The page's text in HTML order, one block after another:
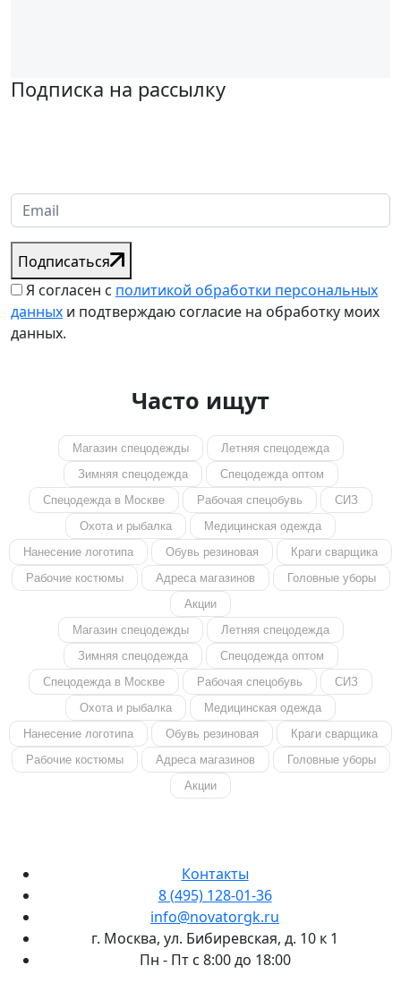
Подписка на рассылку
Подписаться
Я согласен с политикой обработки персональных
данных и подтверждаю согласие на обработку моих
данных.
Часто ищут
Магазин спецодежды
Летняя спецодежда
Зимняя спецодежда
Спецодежда оптом
Спецодежда в Москве
Рабочая спецобувь
СИЗ
Охота и рыбалка
Медицинская одежда
Нанесение логотипа
Обувь резиновая
Краги сварщика
Рабочие костюмы
Адреса магазинов
Головные уборы
Акции
Магазин спецодежды
Летняя спецодежда
Зимняя спецодежда
Спецодежда оптом
Спецодежда в Москве
Рабочая спецобувь
СИЗ
Охота и рыбалка
Медицинская одежда
Нанесение логотипа
Обувь резиновая
Краги сварщика
Рабочие костюмы
Адреса магазинов
Головные уборы
Акции
Контакты
8 (495) 128-01-36
info@novatorgk.ru
г. Москва, ул. Бибиревская, д. 10 к 1
Пн - Пт с 8:00 до 18:00